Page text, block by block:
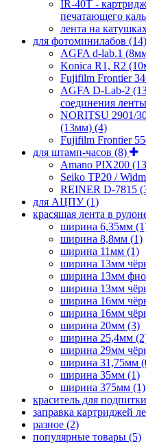
IR-40T -
печатающего
лента на
для фотоминилабов (14)
AGFA d-lab.1
Konica R1, R2
Fujifilm Frontier
AGFA D-Lab-2
соединения
NORITSU 2901/
(13мм) (4)
Fujifilm Frontier
для штамп-часов (8)
Amano PIX200
Seiko TP20 /
REINER D-7815
для АЦПУ(1)
красящая лента в
ширина 6,35мм
ширина 8,8мм (1)
ширина 11мм (1)
ширина 13мм
ширина 13мм
ширина 13мм
ширина 16мм
ширина 16мм
ширина 20мм (3)
ширина 25,4мм
ширина 29мм
ширина 31,75мм
ширина 35мм (1)
ширина 375мм (1)
краситель для
заправка картриджей
разное (2)
популярные товары (5)